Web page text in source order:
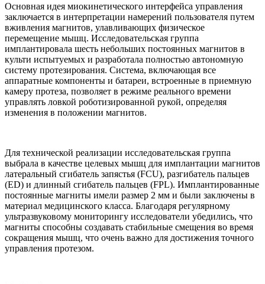
Основная идея миокинетического интерфейса управления
заключается в интерпретации намерений пользователя путем
вживления магнитов, улавливающих физическое
перемещение мышц. Исследовательская группа
имплантировала шесть небольших постоянных магнитов в
культи испытуемых и разработала полностью автономную
систему протезирования. Система, включающая все
аппаратные компоненты и батареи, встроенные в приемную
камеру протеза, позволяет в режиме реального времени
управлять ловкой роботизированной рукой, определяя
изменения в положении магнитов.
Для технической реализации исследовательская группа
выбрала в качестве целевых мышц для имплантации магнитов
латеральный сгибатель запястья (FCU), разгибатель пальцев
(ED) и длинный сгибатель пальцев (FPL). Имплантированные
постоянные магниты имели размер 2 мм и были заключены в
материал медицинского класса. Благодаря регулярному
ультразвуковому мониторингу исследователи убедились, что
магниты способны создавать стабильные смещения во время
сокращения мышц, что очень важно для достижения точного
управления протезом.